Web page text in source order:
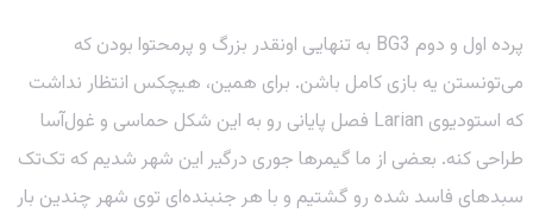
پرده اول و دوم BG3 به تنهایی اونقدر بزرگ و پرمحتوا بودن که
می‌تونستن یه بازی کامل باشن. برای همین، هیچکس انتظار نداشت
که استودیوی Larian فصل پایانی رو به این شکل حماسی و غول‌آسا
طراحی کنه. بعضی از ما گیمرها جوری درگیر این شهر شدیم که تک‌تک
سبدهای فاسد شده رو گشتیم و با هر جنبنده‌ای توی شهر چندین بار